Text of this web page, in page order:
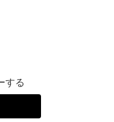
する